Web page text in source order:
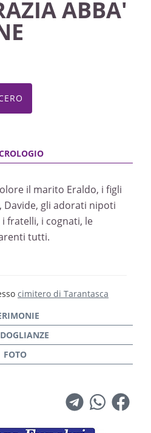
ABBA'
il marito Eraldo, i figli
Davide, gli adorati nipoti
i fratelli, i cognati, le
tutti.
cimitero di Tarantasca